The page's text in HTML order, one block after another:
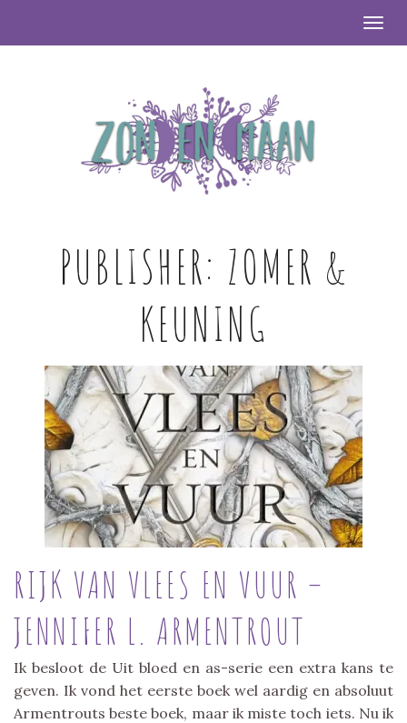
PUBLISHER: ZOMER &
KEUNING
RIJK VAN VLEES EN VUUR –
JENNIFER L. ARMENTROUT
Ik besloot de Uit bloed en as-serie een extra kans te
geven. Ik vond het eerste boek wel aardig en absoluut
Armentrouts beste boek, maar ik miste toch iets. Nu ik